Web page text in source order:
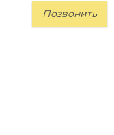
Позвонить